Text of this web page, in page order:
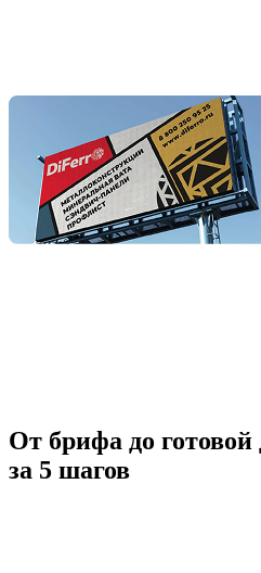
От брифа до
за 5 шагов